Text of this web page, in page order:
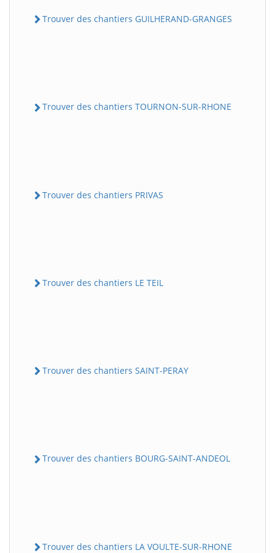
Trouver des chantiers GUILHERAND-GRANGES
Trouver des chantiers TOURNON-SUR-RHONE
Trouver des chantiers PRIVAS
Trouver des chantiers LE TEIL
Trouver des chantiers SAINT-PERAY
Trouver des chantiers BOURG-SAINT-ANDEOL
Trouver des chantiers LA VOULTE-SUR-RHONE